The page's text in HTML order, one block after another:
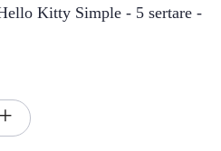
Kitty Simple - 5 sertare -
+